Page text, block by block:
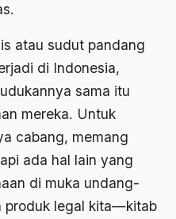
atau sudut pandang
di Indonesia,
sama itu
mereka. Untuk
cabang, memang
ada hal lain yang
di muka undang-
produk legal kita—kitab